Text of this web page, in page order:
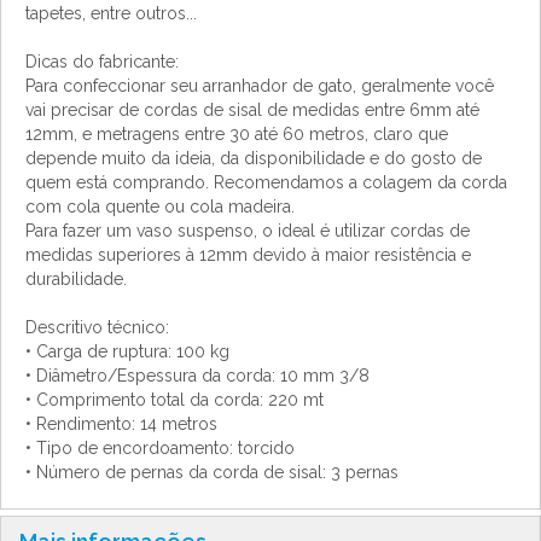
tapetes, entre outros...
Dicas do fabricante:
Para confeccionar seu arranhador de gato, geralmente você
vai precisar de cordas de sisal de medidas entre 6mm até
12mm, e metragens entre 30 até 60 metros, claro que
depende muito da ideia, da disponibilidade e do gosto de
quem está comprando. Recomendamos a colagem da corda
com cola quente ou cola madeira.
Para fazer um vaso suspenso, o ideal é utilizar cordas de
medidas superiores à 12mm devido à maior resistência e
durabilidade.
Descritivo técnico:
• Carga de ruptura: 100 kg
• Diâmetro/Espessura da corda: 10 mm 3/8
• Comprimento total da corda: 220 mt
• Rendimento: 14 metros
• Tipo de encordoamento: torcido
• Número de pernas da corda de sisal: 3 pernas